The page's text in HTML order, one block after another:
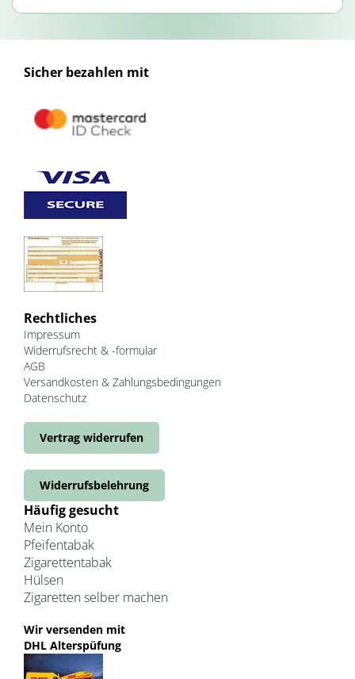
Sicher bezahlen mit
Rechtliches
Impressum
Widerrufsrecht & -formular
AGB
Versandkosten & Zahlungsbedingungen
Datenschutz
Vertrag widerrufen
Widerrufsbelehrung
Häufig gesucht
Mein Konto
Pfeifentabak
Zigarettentabak
Hülsen
Zigaretten selber machen
Wir versenden mit
DHL Alterspüfung